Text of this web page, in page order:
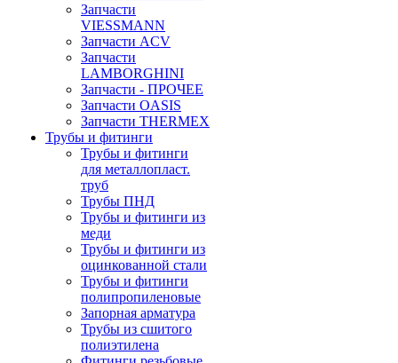
Запчасти
VIESSMANN
Запчасти ACV
Запчасти
LAMBORGHINI
Запчасти - ПРОЧЕЕ
Запчасти OASIS
Запчасти THERMEX
Трубы и фитинги
Трубы и фитинги
для металлопласт.
труб
Трубы ПНД
Трубы и фитинги из
меди
Трубы и фитинги из
оцинкованной стали
Трубы и фитинги
полипропиленовые
Запорная арматура
Трубы из сшитого
полиэтилена